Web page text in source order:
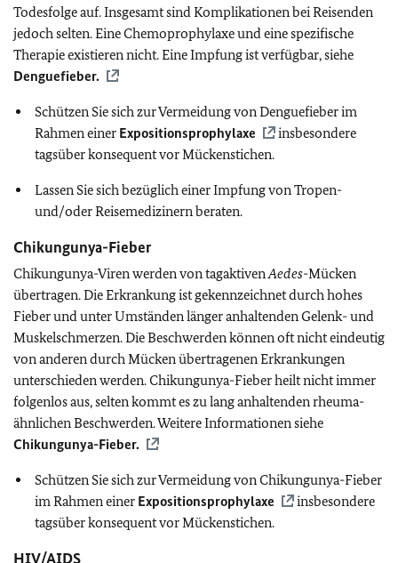
Todesfolge auf. Insgesamt sind Komplikationen bei Reisenden
jedoch selten. Eine Chemoprophylaxe und eine spezifische
Therapie existieren nicht. Eine Impfung ist verfügbar, siehe
Denguefieber.
Schützen Sie sich zur Vermeidung von Denguefieber im
Rahmen einer Expositionsprophylaxe
insbesondere
tagsüber konsequent vor Mückenstichen.
Lassen Sie sich bezüglich einer Impfung von Tropen-
und/oder Reisemedizinern beraten.
Chikungunya-Fieber
Chikungunya-Viren werden von tagaktivenAedes-Mücken
übertragen. Die Erkrankung ist gekennzeichnet durch hohes
Fieber und unter Umständen länger anhaltenden Gelenk- und
Muskelschmerzen. Die Beschwerden können oft nicht eindeutig
von anderen durch Mücken übertragenen Erkrankungen
unterschieden werden. Chikungunya-Fieber heilt nicht immer
folgenlos aus, selten kommt es zu lang anhaltenden rheuma-
ähnlichen Beschwerden. Weitere Informationen siehe
Chikungunya-Fieber.
Schützen Sie sich zur Vermeidung von Chikungunya-Fieber
im Rahmen einer Expositionsprophylaxe
insbesondere
tagsüber konsequent vor Mückenstichen.
HIV/AIDS